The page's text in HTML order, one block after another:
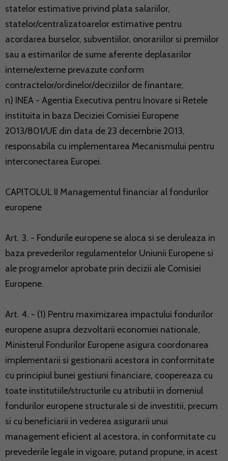
statelor estimative privind plata salariilor,
statelor/centralizatoarelor estimative pentru
acordarea burselor, subventiilor, onorariilor si premiilor
sau a estimarilor de sume aferente deplasarilor
interne/externe prevazute conform
contractelor/ordinelor/deciziilor de finantare;
n) INEA - Agentia Executiva pentru Inovare si Retele
instituita in baza Deciziei Comisiei Europene
2013/801/UE din data de 23 decembrie 2013,
responsabila cu implementarea Mecanismului pentru
interconectarea Europei.
CAPITOLUL II Managementul financiar al fondurilor
europene
Art. 3. - Fondurile europene se aloca si se deruleaza in
baza prevederilor regulamentelor Uniunii Europene si
ale programelor aprobate prin decizii ale Comisiei
Europene.
Art. 4. - (1) Pentru maximizarea impactului fondurilor
europene asupra dezvoltarii economiei nationale,
Ministerul Fondurilor Europene asigura coordonarea
implementarii si gestionarii acestora in conformitate
cu principiul bunei gestiuni financiare, coopereaza cu
toate institutiile/structurile cu atributii in domeniul
fondurilor europene structurale si de investitii, precum
si cu beneficiarii in vederea asigurarii unui
management eficient al acestora, in conformitate cu
prevederile legale in vigoare, putand propune, in acest